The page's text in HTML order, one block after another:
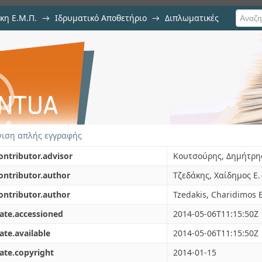
Ε.Μ.Π. → Ιδρυματικό Αποθετήριο → Διπλωματικές
των μεθόδων
απλής εγγραφής
Κουτσούρης,
Τζεδάκης, Χαίδημος Ε.
Tzedakis, Charidimos
2014-05-06T11:15:50Z
2014-05-06T11:15:50Z
2014-01-15